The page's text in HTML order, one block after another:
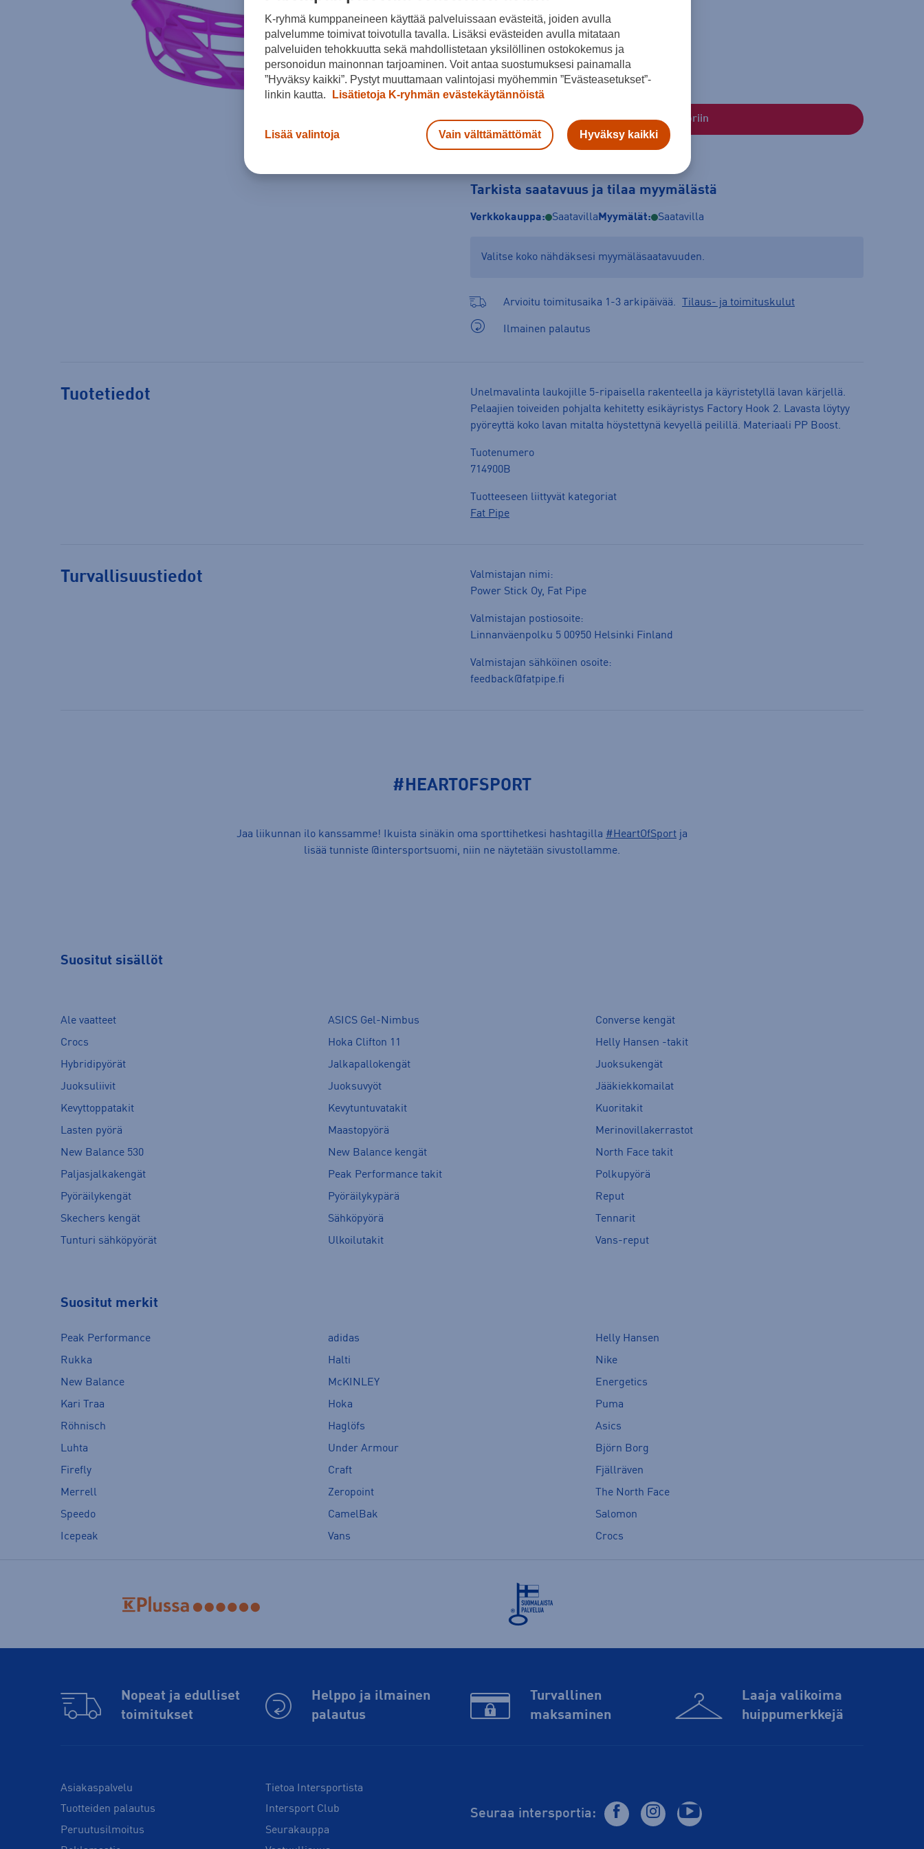
Koko
R L
Lisää ostoskoriin
Tarkista saatavuus ja tilaa myymälästä
Verkkokauppa: Saatavilla Myymälät: Saatavilla
Valitse koko nähdäksesi myymäläsaatavuuden.
Arvioitu toimitusaika 1-3 arkipäivää. Tilaus- ja toimituskulut
Ilmainen palautus
Tuotetiedot
Unelmavalinta laukojille 5-ripaisella rakenteella ja käyristetyllä lavan kärjellä.
Pelaajien toiveiden pohjalta kehitetty esikäyristys Factory Hook 2. Lavasta löytyy
pyöreyttä koko lavan mitalta höystettynä kevyellä peilillä. Materiaali PP Boost.
Tuotenumero
714900B
Tuotteeseen liittyvät kategoriat
Fat Pipe
Turvallisuustiedot
Valmistajan nimi:
Power Stick Oy, Fat Pipe
Valmistajan postiosoite:
Linnanväenpolku 5 00950 Helsinki Finland
Valmistajan sähköinen osoite:
feedback@fatpipe.fi
#HEARTOFSPORT
Jaa liikunnan ilo kanssamme! Ikuista sinäkin oma sporttihetkesi hashtagilla #HeartOfSport ja
lisää tunniste @intersportsuomi, niin ne näytetään sivustollamme.
Suositut sisällöt
Ale vaatteet ASICS Gel-Nimbus
Converse kengät
Crocs
Hoka Clifton 11
Helly Hansen -takit
Hybridipyörät
Jalkapallokengät
Juoksukengät
Juoksuliivit
Juoksuvyöt
Jääkiekkomailat
Kevyttoppatakit
Kevytuntuvatakit
Kuoritakit
Lasten pyörä
Maastopyörä
Merinovillakerrastot
New Balance 530
New Balance kengät
North Face takit
Paljasjalkakengät
Peak Performance takit
Polkupyörä
Pyöräilykengät
Pyöräilykypärä
Reput
Skechers kengät
Sähköpyörä
Tennarit
Tunturi sähköpyörät
Ulkoilutakit Vans-reput
Suositut merkit
Peak Performance adidas
Helly Hansen
Rukka
Halti
Nike
New Balance
McKINLEY
Energetics
Kari Traa
Hoka
Puma
Röhnisch
Haglöfs
Asics
Luhta
Under Armour
Björn Borg
Firefly
Craft
Fjällräven
Merrell
Zeropoint
The North Face
Speedo
CamelBak
Salomon
Icepeak
Vans Crocs
Nopeat ja edulliset
toimitukset
Helppo ja ilmainen
palautus
Turvallinen
maksaminen
Laaja valikoima
huippu­merkkejä
Asiakaspalvelu
Tuotteiden palautus
Peruutusilmoitus
Tietoa Intersportista
Intersport Club
Seurakauppa
Seuraa intersportia:
K-ryhmä kumppaneineen käyttää palveluissaan evästeitä, joiden avulla
palvelumme toimivat toivotulla tavalla. Lisäksi evästeiden avulla mitataan
palveluiden tehokkuutta sekä mahdollistetaan yksilöllinen ostokokemus ja
personoidun mainonnan tarjoaminen. Voit antaa suostumuksesi painamalla
”Hyväksy kaikki”. Pystyt muuttamaan valintojasi myöhemmin ”Evästeasetukset”-
linkin kautta.
Lisätietoja K-ryhmän evästekäytännöistä
Lisää valintoja Vain välttämättömät Hyväksy kaikki